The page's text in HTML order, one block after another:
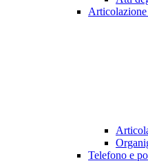
Telefono e